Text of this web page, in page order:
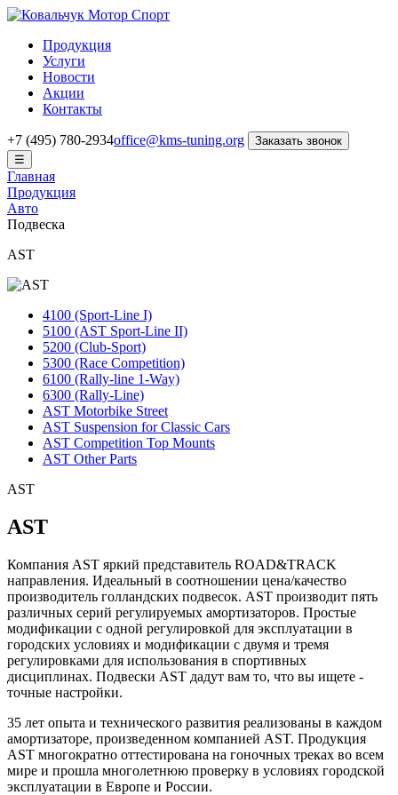
Продукция
Услуги
Новости
Акции
Контакты
+7 (495) 780-2934office@kms-tuning.org
Заказать звонок
☰
Главная
Продукция
Авто
Подвеска
AST
4100 (Sport-Line I)
5100 (AST Sport-Line II)
5200 (Club-Sport)
5300 (Race Competition)
6100 (Rally-line 1-Way)
6300 (Rally-Line)
AST Motorbike Street
AST Suspension for Classic Cars
AST Competition Top Mounts
AST Other Parts
AST
AST
Компания AST яркий представитель ROAD&TRACK
направления. Идеальный в соотношении цена/качество
производитель голландских подвесок. AST производит пять
различных серий регулируемых амортизаторов. Простые
модификации с одной регулировкой для эксплуатации в
городских условиях и модификации с двумя и тремя
регулировками для использования в спортивных
дисциплинах. Подвески AST дадут вам то, что вы ищете -
точные настройки.
35 лет опыта и технического развития реализованы в каждом
амортизаторе, произведенном компанией AST. Продукция
AST многократно оттестирована на гоночных треках во всем
мире и прошла многолетнюю проверку в условиях городской
эксплуатации в Европе и России.